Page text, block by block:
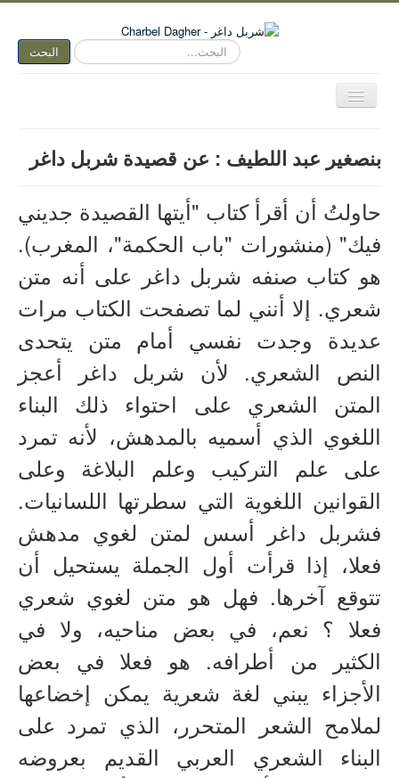
البحث... البحث
تبديل
المتصفح
الكتابة الآن
متكلم وجوباً
اسمي عنوان
نقد الفن
نقد الأدب
ديوان مفتوح
هواء وأهواء
سرد وسرد
كتب للتحميل
صُوَر
السيرة المهنية
كتب
بنصغير عبد اللطيف : عن قصيدة شربل داغر
حاولتُ أن أقرأ كتاب "أيتها القصيدة جديني
فيك" (منشورات "باب الحكمة"، المغرب).
هو كتاب صنفه شربل داغر على أنه متن
شعري. إلا أنني لما تصفحت الكتاب مرات
عديدة وجدت نفسي أمام متن يتحدى
النص الشعري. لأن شربل داغر أعجز
المتن الشعري على احتواء ذلك البناء
اللغوي الذي أسميه بالمدهش، لأنه تمرد
على علم التركيب وعلم البلاغة وعلى
القوانين اللغوية التي سطرتها اللسانيات.
فشربل داغر أسس لمتن لغوي مدهش
فعلا، إذا قرأت أول الجملة يستحيل أن
تتوقع آخرها. فهل هو متن لغوي شعري
فعلا ؟ نعم، في بعض مناحيه، ولا في
الكثير من أطرافه. هو فعلا في بعض
الأجزاء يبني لغة شعرية يمكن إخضاعها
لملامح الشعر المتحرر، الذي تمرد على
البناء الشعري العربي القديم بعروضه